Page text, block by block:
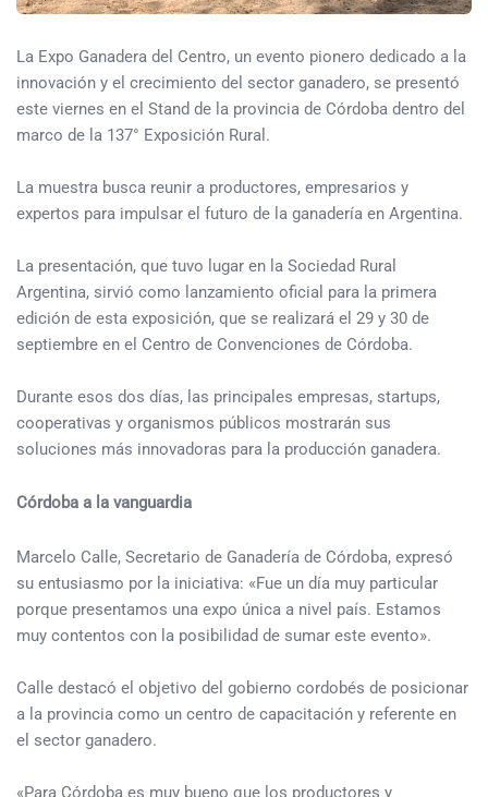
La Expo Ganadera del Centro, un evento pionero dedicado a la
innovación y el crecimiento del sector ganadero, se presentó
este viernes en el Stand de la provincia de Córdoba dentro del
marco de la 137° Exposición Rural.
La muestra busca reunir a productores, empresarios y
expertos para impulsar el futuro de la ganadería en Argentina.
La presentación, que tuvo lugar en la Sociedad Rural
Argentina, sirvió como lanzamiento oficial para la primera
edición de esta exposición, que se realizará el 29 y 30 de
septiembre en el Centro de Convenciones de Córdoba.
Durante esos dos días, las principales empresas, startups,
cooperativas y organismos públicos mostrarán sus
soluciones más innovadoras para la producción ganadera.
Córdoba a la vanguardia
Marcelo Calle, Secretario de Ganadería de Córdoba, expresó
su entusiasmo por la iniciativa: «Fue un día muy particular
porque presentamos una expo única a nivel país. Estamos
muy contentos con la posibilidad de sumar este evento».
Calle destacó el objetivo del gobierno cordobés de posicionar
a la provincia como un centro de capacitación y referente en
el sector ganadero.
«Para Córdoba es muy bueno que los productores y